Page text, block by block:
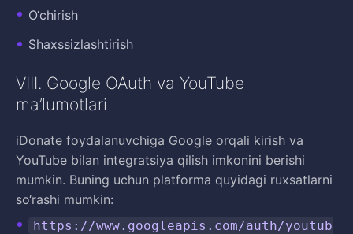
O‘chirish
Shaxssizlashtirish
VIII. Google OAuth va YouTube
ma’lumotlari
iDonate foydalanuvchiga Google orqali kirish va
YouTube bilan integratsiya qilish imkonini berishi
mumkin. Buning uchun platforma quyidagi ruxsatlarni
so‘rashi mumkin:
https://www.googleapis.com/auth/youtub